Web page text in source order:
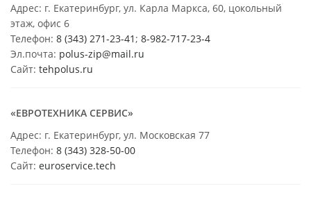
Адрес: г. Екатеринбург, ул. Карла Маркса, 60, цокольный
этаж, офис 6
Телефон: 8 (343) 271-23-41 ; 8-982-717-23-4
Эл.почта: polus-zip@mail.ru
Сайт: tehpolus.ru
«ЕВРОТЕХНИКА СЕРВИС»
Адрес: г. Екатеринбург, ул. Московская 77
Телефон: 8 (343) 328-50-00
Сайт: euroservice.tech